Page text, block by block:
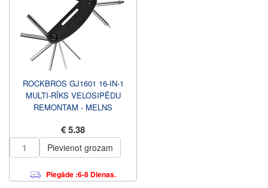
ROCKBROS GJ1601 16-IN-1
MULTI-RĪKS VELOSIPĒDU
REMONTAM - MELNS
€ 5.38
Pievienot grozam
Piegāde :6-8 Dienas.